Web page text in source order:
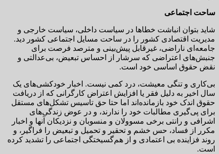
ساحت اجتماعی
شاید بتوان انباشت خطاها در سیاست داخلی، سیاست خارجی و
مدیریت اقتصادی کشور را در ساحت مسایل اجتماعی کشور دید.
جامعه‌ای ناراضی، غیرقابل پیش‌بینی و مترصد فرصت برای
جنبش‌های اعتراضی که سرشار از احساس تبعیض، بی‌عدالتی و
نقض حقوق اساسی خود است.
بی‌کاری و تنگی معیشت، درد کمی نیست. اخبار خودکشی‌های یک
سال اخیر به دلیل فقر یا افزایش اعتراض کارگرانی که از دریافت
حقوق اندک خود بازمانده‌اند اما حتا حق تاسیس تشکل‌های مستقل
برای پی‌گیری مطالبات خود را ندارند، و در عوض زندگی‌های
اشرافی و رانتی برخی مسوولان و منسوبان و نزدیکان آنها و اخبار
مکرر از فساد، حس خشم و تحقیر و تحمیل و تبعیض را فراگیر، و
روند فزاینده بی اعتمادی و از هم‌گسیختگی اجتماعی را تشدید کرده
است.